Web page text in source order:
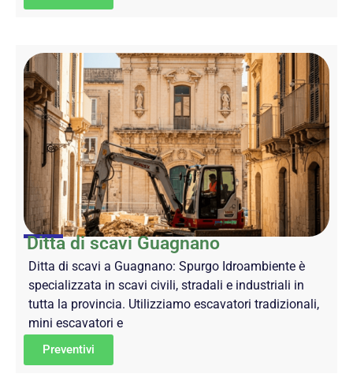
Ditta di scavi Guagnano
Ditta di scavi a Guagnano: Spurgo Idroambiente è
specializzata in scavi civili, stradali e industriali in
tutta la provincia. Utilizziamo escavatori tradizionali,
mini escavatori e
Preventivi